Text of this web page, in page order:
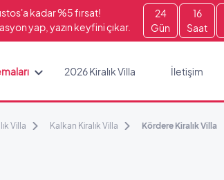
kadar %5 fırsat!
yap, yazın keyfini çıkar.
24
Gün
16
Saat
2026 Kiralık Villa İletişim
Villa Kalkan Kiralık Villa Kördere Kiralık Villa